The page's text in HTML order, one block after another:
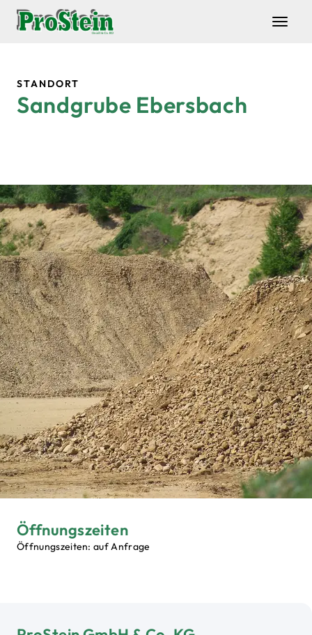
Zum Hauptinhalt springen
STANDORT
Sandgrube Ebersbach
Öffnungszeiten
Öffnungszeiten: auf Anfrage